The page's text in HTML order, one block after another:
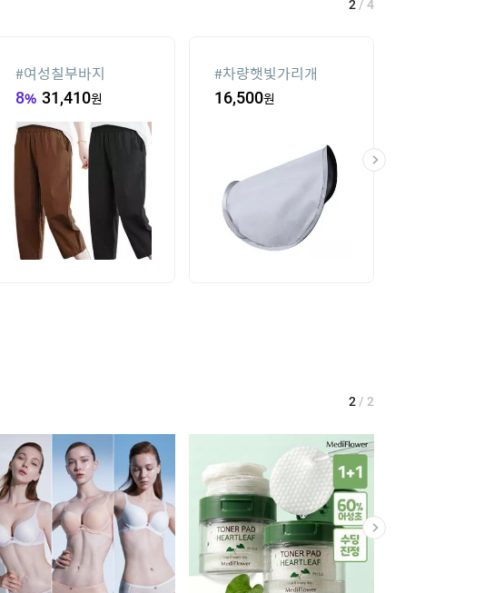
#여성칠부바지
8% 31,410원
#차량햇빛가리개
16,500원
2 / 4
2 / 2